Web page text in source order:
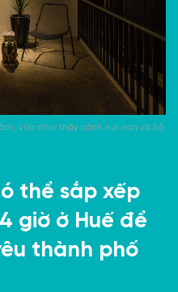
vừa nhìn thấy cảnh núi non và hồ
thể sắp xếp
giờ ở Huế để
thành phố